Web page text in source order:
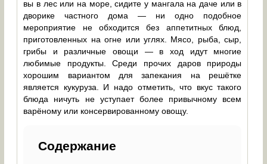
вы в лес или на море, сидите у мангала на даче или в
дворике частного дома — ни одно подобное
мероприятие не обходится без аппетитных блюд,
приготовленных на огне или углях. Мясо, рыба, сыр,
грибы и различные овощи — в ход идут многие
любимые продукты. Среди прочих даров природы
хорошим вариантом для запекания на решётке
является кукуруза. И надо отметить, что вкус такого
блюда ничуть не уступает более привычному всем
варёному или консервированному овощу.
Содержание